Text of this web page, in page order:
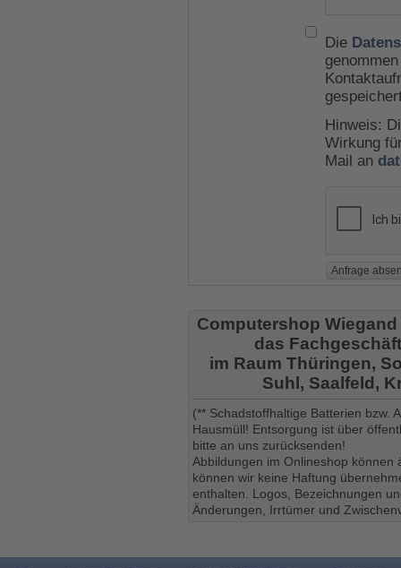
Die
Hinweis:
Wirkung
Mail an
Computershop
das
im Raum Thüringen,
Suhl, Saalfeld,
(** Schadstoffhaltige Batterien bzw.
Hausmüll! Entsorgung ist über
bitte an uns zurücksenden!
Abbildungen im Onlineshop
können wir keine Haftung
enthalten. Logos, Bezeichnungen
Änderungen, Irrtümer und